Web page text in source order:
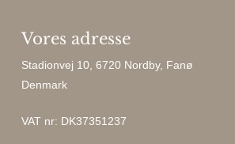
Vores adresse
Stadionvej 10, 6720 Nordby, Fanø
Denmark
VAT nr: DK37351237